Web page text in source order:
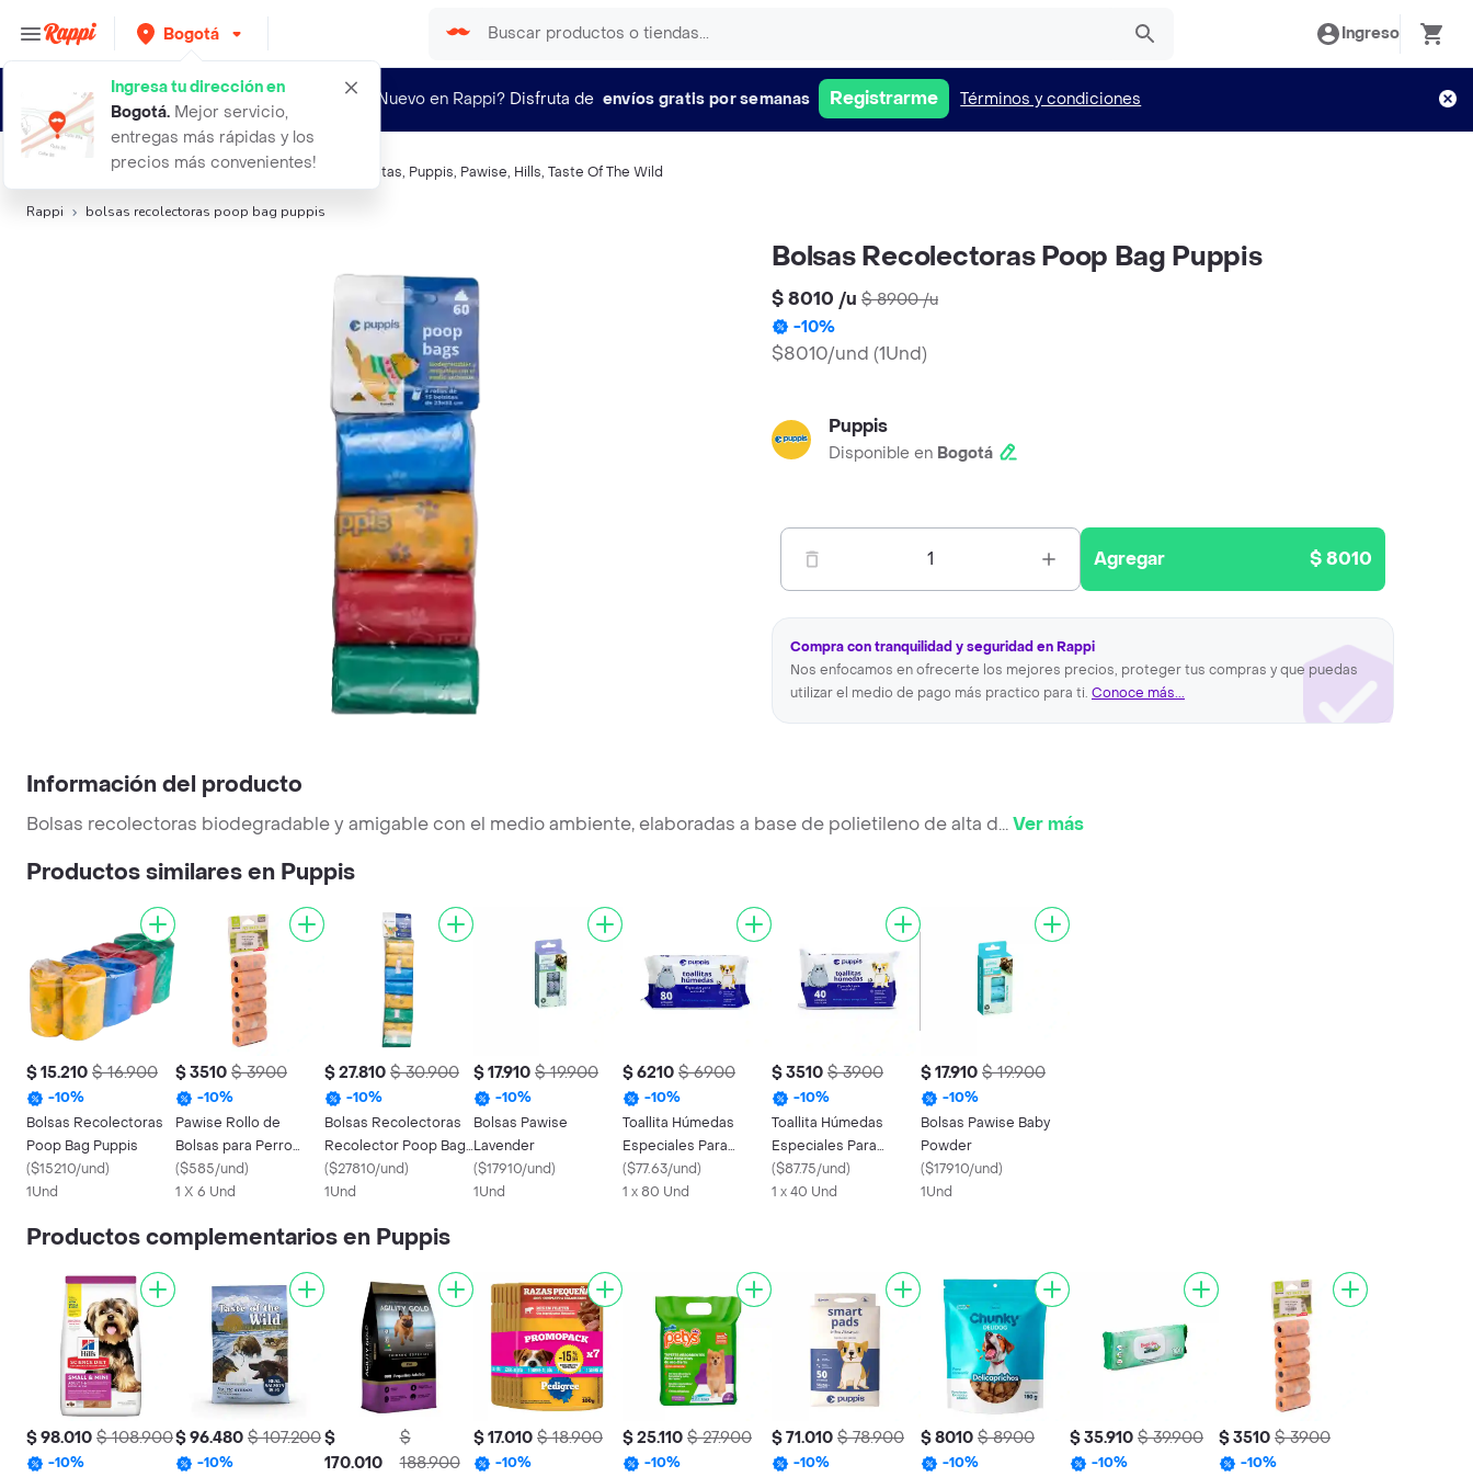
Bogotá
Ingresa tu dirección en
Bogotá. Mejor servicio,
entregas más rápidas y los
precios más convenientes!
Ingreso
¿Nuevo en Rappi? Disfruta de envíos gratis por semanas Registrarme Términos y condiciones
Búsquedas relacionadas:Bolsas plásticas para Mascotas, Puppis, Pawise, Hills, Taste Of The Wild
Rappi bolsas recolectoras poop bag puppis
Bolsas Recolectoras Poop Bag Puppis
$ 8010 /u $ 8900/u
-10%
$8010/und (1Und)
Puppis
Disponible en Bogotá
1 Agregar $ 8010
Compra con tranquilidad y seguridad en Rappi
Nos enfocamos en ofrecerte los mejores precios, proteger tus compras y que puedas
utilizar el medio de pago más practico para ti. Conoce más...
Información del producto
Bolsas recolectoras biodegradable y amigable con el medio ambiente, elaboradas a base de polietileno de alta d...Ver más
Productos similares en Puppis
$ 15.210 $ 16.900
-10%
Bolsas Recolectoras
Poop Bag Puppis
($15210/und)
1Und
$ 3510 $ 3900
-10%
Pawise Rollo de
Bolsas para Perro
Colores Surtidos
Estampada
($585/und)
1 X 6 Und
$ 27.810 $ 30.900
-10%
Bolsas Recolectoras
Recolector Poop Bag
Puppis
($27810/und)
1Und
$ 17.910 $ 19.900
-10%
Bolsas Pawise
Lavender
($17910/und)
1Und
$ 6210 $ 6900
-10%
Toallita Húmedas
Especiales Para
Mascotas Puppis
($77.63/und)
1 x 80 Und
$ 3510 $ 3900
-10%
Toallita Húmedas
Especiales Para
Mascotas Puppis
($87.75/und)
1 x 40 Und
$ 17.910 $ 19.900
-10%
Bolsas Pawise Baby
Powder
($17910/und)
1Und
Productos complementarios en Puppis
$ 98.010 $ 108.900
-10%
$ 96.480 $ 107.200
-10%
$
170.010
$
188.900
$ 17.010 $ 18.900
-10%
$ 25.110 $ 27.900
-10%
$ 71.010 $ 78.900
-10%
$ 8010 $ 8900
-10%
$ 35.910 $ 39.900
-10%
$ 3510 $ 3900
-10%